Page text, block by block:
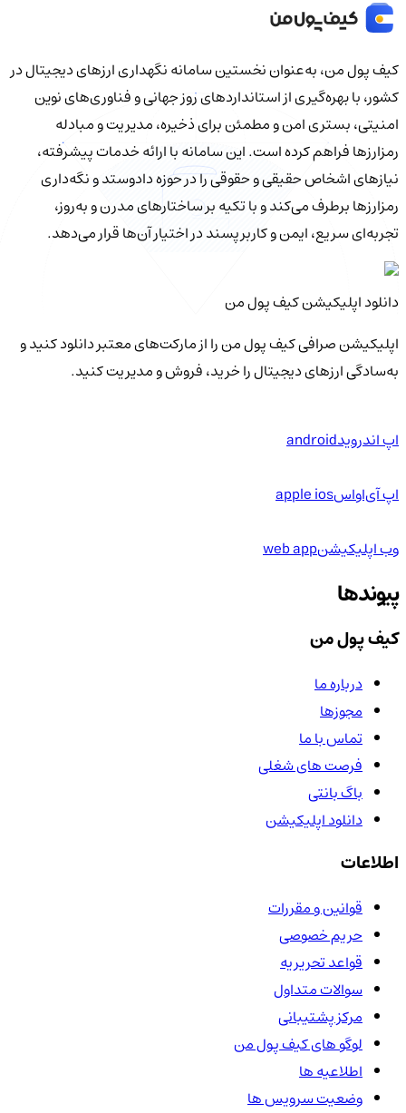
کیف‌ پول من، به‌عنوان نخستین سامانه نگهداری ارزهای دیجیتال در
کشور، با بهره‌گیری از استانداردهای روز جهانی و فناوری‌های نوین
امنیتی، بستری امن و مطمئن برای ذخیره، مدیریت و مبادله
رمزارزها فراهم کرده است. این سامانه با ارائه خدمات پیشرفته،
نیازهای اشخاص حقیقی و حقوقی را در حوزه دادوستد و نگه‌داری
رمزارزها برطرف می‌کند و با تکیه بر ساختارهای مدرن و به‌روز،
تجربه‌ای سریع، ایمن و کاربرپسند در اختیار آن‌ها قرار می‌دهد.
دانلود اپلیکیشن کیف‌ پول من
اپلیکیشن صرافی کیف پول من را از مارکت‌های معتبر دانلود کنید و
به‌سادگی ارزهای دیجیتال را خرید، فروش و مدیریت کنید.
اپ اندرویدandroid
اپ آی‌او‌اسapple ios
وب اپلیکیشنweb app
پیوندها
کیف پول من
درباره ما
مجوزها
تماس با ما
فرصت های شغلی
باگ بانتی
دانلود اپلیکیشن
اطلاعات
قوانین و مقررات
حریم خصوصی
قواعد تحریریه
سوالات متداول
مرکز پشتیبانی
لوگو های کیف پول من
اطلاعیه ها
وضعیت سرویس ها